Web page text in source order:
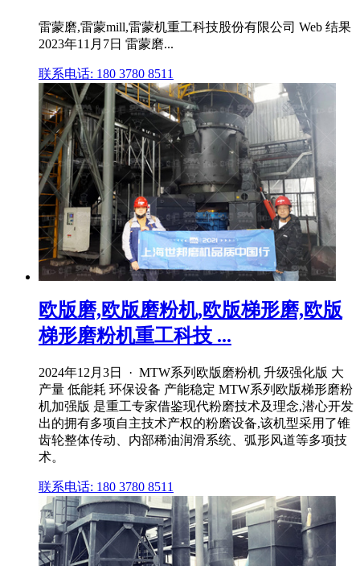
雷蒙磨,雷蒙mill,雷蒙机重工科技股份有限公司 Web 结果
2023年11月7日 雷蒙磨...
联系电话: 180 3780 8511
欧版磨,欧版磨粉机,欧版梯形磨,欧版
梯形磨粉机重工科技 ...
2024年12月3日 · MTW系列欧版磨粉机 升级强化版 大
产量 低能耗 环保设备 产能稳定 MTW系列欧版梯形磨粉
机加强版 是重工专家借鉴现代粉磨技术及理念,潜心开发
出的拥有多项自主技术产权的粉磨设备,该机型采用了锥
齿轮整体传动、内部稀油润滑系统、弧形风道等多项技
术。
联系电话: 180 3780 8511